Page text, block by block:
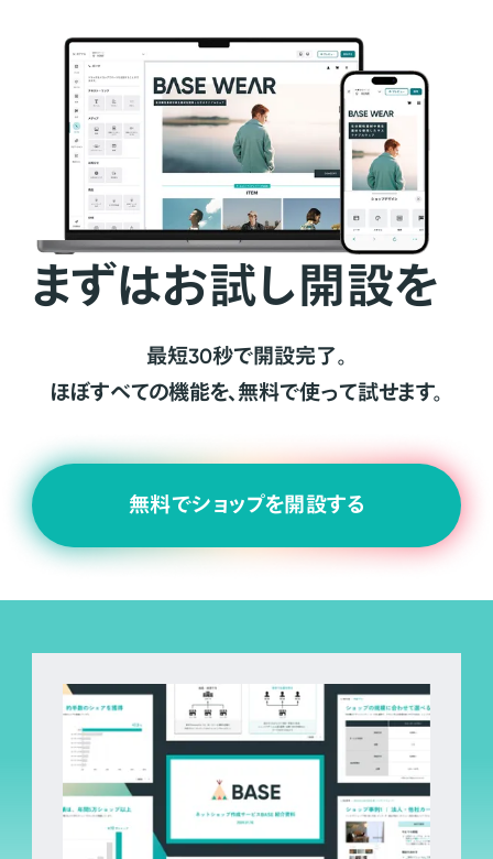
まずはお試し開設を
最短30秒で開設完了。
ほぼすべての機能を、無料で使って試せます。
無料でショップを開設する